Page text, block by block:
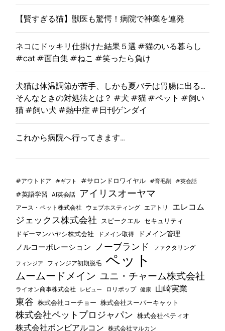
【賢すぎる猫】獣医も驚愕！病院で神業を連発
ネコにドッキリ仕掛けた結果５選 #猫のいる暮らし
#cat #面白集 #ねこ #笑ったら負け
犬猫は体温調節が苦手、しかも夏バテは胃腸に出る…
そんなときの対処法とは？ #犬 #猫 #ペット #飼い
猫 #飼い犬 #熱中症 #日刊ゲンダイ
これから病院へ行ってきます…
#アウトドア #ギフト #サロンドロワイヤル #育毛剤 #英会話
#英語学習 AI英会話 アイリスオーヤマ
アース・ペット株式会社 ウェブホスティング エアトリ エレコム
ジェックス株式会社 スピークエル セキュリティ
ドギーマンハヤシ株式会社 ドメイン取得 ドメイン管理
ノルコーポレーション ノーブランド ファクタリング
フィンジア フィンジア初期脱毛 ペット
ムームードメイン ユニ・チャーム株式会社
ライオン商事株式会社 レビュー ロリポップ 健康 山崎実業
東谷 株式会社コーチョー 株式会社スーパーキャット
株式会社ペットプロジャパン 株式会社ペティオ
株式会社ボンビアルコン 株式会社マルカン